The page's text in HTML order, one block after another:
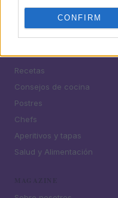
CONFIRM
¿Tienes hambre?
para cocinar mejor cada día.
SECCIONES
Recetas
Consejos de cocina
Postres
Chefs
Aperitivos y tapas
Salud y Alimentación